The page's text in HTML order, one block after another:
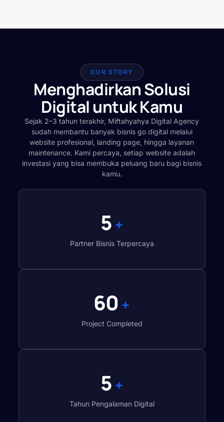
OUR STORY
Menghadirkan Solusi
Digital untuk Kamu
Sejak 2–3 tahun terakhir, Miftahyahya Digital Agency
sudah membantu banyak bisnis go digital melalui
website profesional, landing page, hingga layanan
maintenance. Kami percaya, setiap website adalah
investasi yang bisa membuka peluang baru bagi bisnis
kamu.
5 +
Partner Bisnis Terpercaya
60 +
Project Completed
5 +
Tahun Pengalaman Digital